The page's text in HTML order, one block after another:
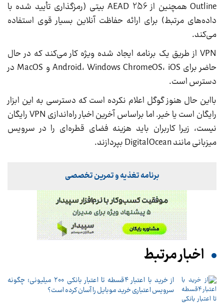
Outline همچنین از AEAD 256 بیتی (رمزگذاری تأیید شده با
داده‌های مرتبط) برای ارائه حفاظت آنلاین بسیار قوی استفاده
می‌کند.
VPN از طریق یک برنامه ایجاد شده ویژه کار می‌کند که در حال
حاضر برای Android، Windows ChromeOS، iOS و MacOS در
دسترس است.
بااین حال هنوز گوگل اعلام نکرده است که دسترسی به این ابزار
رایگان است یا خیر. اما براساس آخرین اخبار راه‌اندازی VPN رایگان
نیست، زیرا کاربران باید هزینه فضای قطره‌ای را در سرویس
میزبانی مانند DigitalOcean بپردازند.
برنامه تغذیه و تمرین تخصصی
اخبار مرتبط
از خرید با اعتبار ۴قسطه تا اعتبار بانکی ۲۰۰ میلیونی؛ چگونه
سرویس اعتباری خرید موبایل را آسان‌ کرده است؟